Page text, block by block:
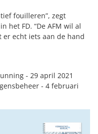
fouilleren”, zegt
het FD. “De AFM wil al
echt iets aan de hand
- 29 april 2021
- 4 februari